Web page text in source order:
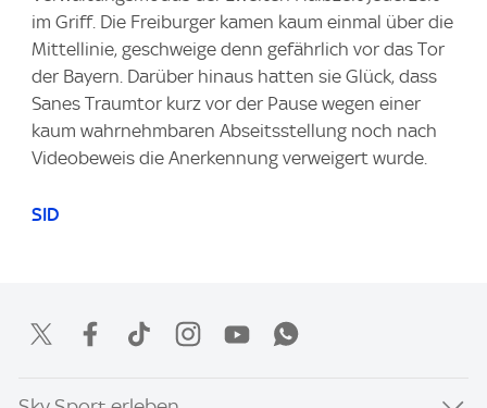
im Griff. Die Freiburger kamen kaum einmal über die
Mittellinie, geschweige denn gefährlich vor das Tor
der Bayern. Darüber hinaus hatten sie Glück, dass
Sanes Traumtor kurz vor der Pause wegen einer
kaum wahrnehmbaren Abseitsstellung noch nach
Videobeweis die Anerkennung verweigert wurde.
SID